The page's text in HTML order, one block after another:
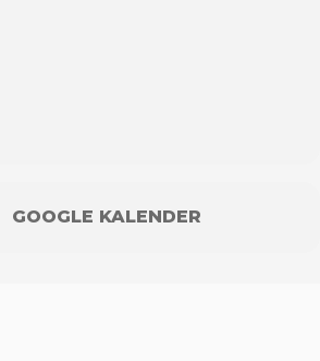
GOOGLE KALENDER